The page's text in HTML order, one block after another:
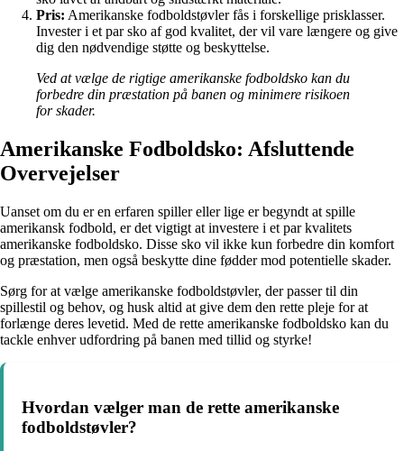
Pris: Amerikanske fodboldstøvler fås i forskellige prisklasser.
Invester i et par sko af god kvalitet, der vil vare længere og give
dig den nødvendige støtte og beskyttelse.
Ved at vælge de rigtige amerikanske fodboldsko kan du
forbedre din præstation på banen og minimere risikoen
for skader.
Amerikanske Fodboldsko: Afsluttende
Overvejelser
Uanset om du er en erfaren spiller eller lige er begyndt at spille
amerikansk fodbold, er det vigtigt at investere i et par kvalitets
amerikanske fodboldsko. Disse sko vil ikke kun forbedre din komfort
og præstation, men også beskytte dine fødder mod potentielle skader.
Sørg for at vælge amerikanske fodboldstøvler, der passer til din
spillestil og behov, og husk altid at give dem den rette pleje for at
forlænge deres levetid. Med de rette amerikanske fodboldsko kan du
tackle enhver udfordring på banen med tillid og styrke!
Hvordan vælger man de rette amerikanske
fodboldstøvler?